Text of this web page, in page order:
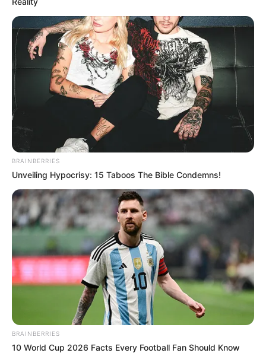
BRAINBERRIES
Unveiling Hypocrisy: 15 Taboos The Bible Condemns!
BRAINBERRIES
10 World Cup 2026 Facts Every Football Fan Should Know